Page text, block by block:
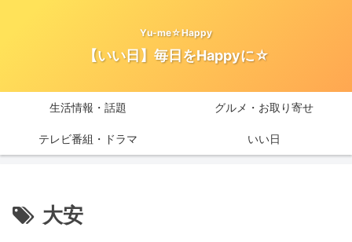
Yu-me☆Happy
【いい日】毎日をHappyに☆
生活情報・話題 グルメ・お取り寄せ
テレビ番組・ドラマ いい日
大安